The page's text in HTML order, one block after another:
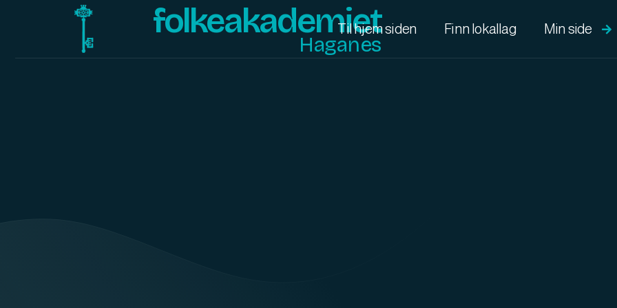
folkeakademiet
Haganes
Til hjem siden Finn lokallag Min side 